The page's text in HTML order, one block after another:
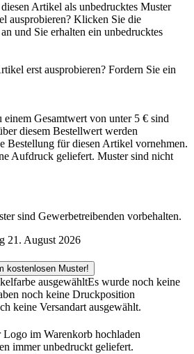
Artikel als unbedrucktes Muster
ausprobieren? Klicken Sie die
und Sie erhalten ein unbedrucktes
erst ausprobieren? Fordern Sie ein
einem Gesamtwert von unter 5 € sind
diesem Bestellwert werden
Bestellung für diesen Artikel vornehmen.
Aufdruck geliefert. Muster sind nicht
sind Gewerbetreibenden vorbehalten.
21. August 2026
kostenlosen Muster!
ausgewähltEs wurde noch keine
noch keine Druckposition
keine Versandart ausgewählt.
Logo im Warenkorb hochladen
immer unbedruckt geliefert.